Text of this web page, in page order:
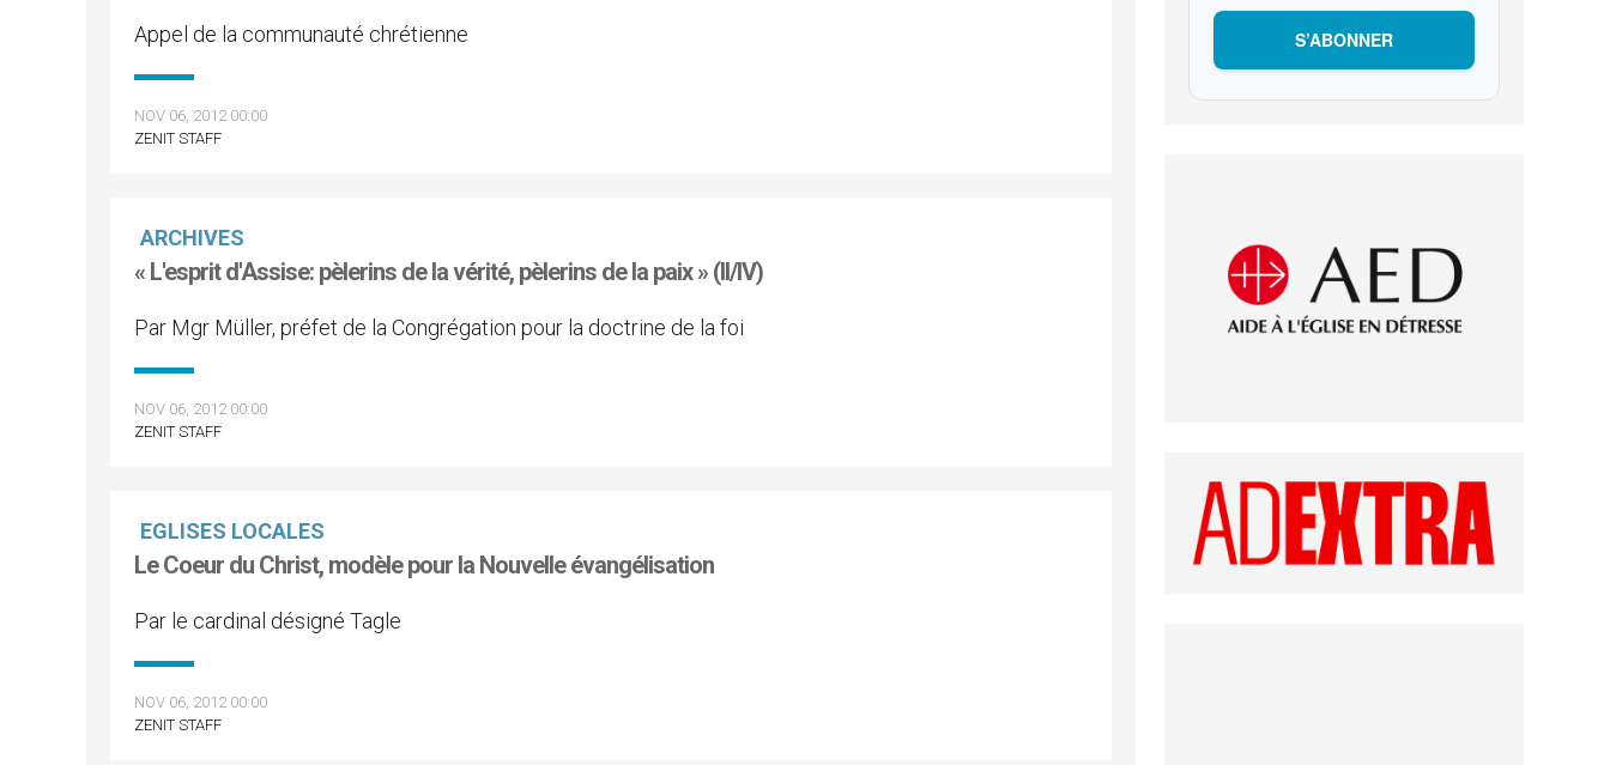
Appel de la communauté chrétienne
NOV 06, 2012 00:00
ZENIT STAFF
ARCHIVES
« L'esprit d'Assise: pèlerins de la vérité, pèlerins de la paix » (II/IV)
Par Mgr Müller, préfet de la Congrégation pour la doctrine de la foi
NOV 06, 2012 00:00
ZENIT STAFF
EGLISES LOCALES
Le Coeur du Christ, modèle pour la Nouvelle évangélisation
Par le cardinal désigné Tagle
NOV 06, 2012 00:00
ZENIT STAFF
S’ABONNER